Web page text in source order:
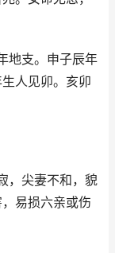
地支。申子辰年
人见卯。亥卯
，尖妻不和，貌
易损六亲或伤